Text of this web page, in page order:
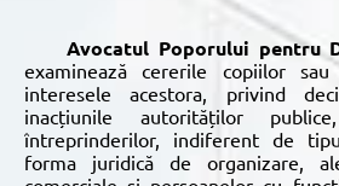
Avocatul Poporului pentru
examinează cererile copiilor
interesele acestora, privind
inacțiunile autorităților
întreprinderilor, indiferent de
forma juridică de organizare,